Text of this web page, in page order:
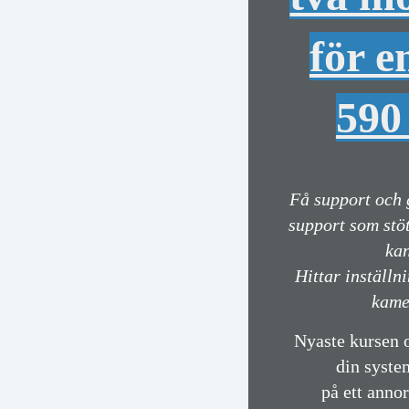
för
Få support och
support som
Hittar
Nyaste kursen
din
på ett